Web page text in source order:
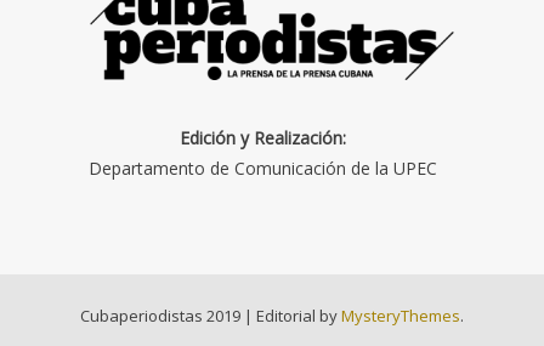
Edición y Realización:
Departamento de Comunicación de la UPEC
Cubaperiodistas 2019 | Editorial byMysteryThemes.